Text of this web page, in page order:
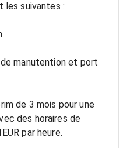
les suivantes :
manutention et port
de 3 mois pour une
des horaires de
par heure.